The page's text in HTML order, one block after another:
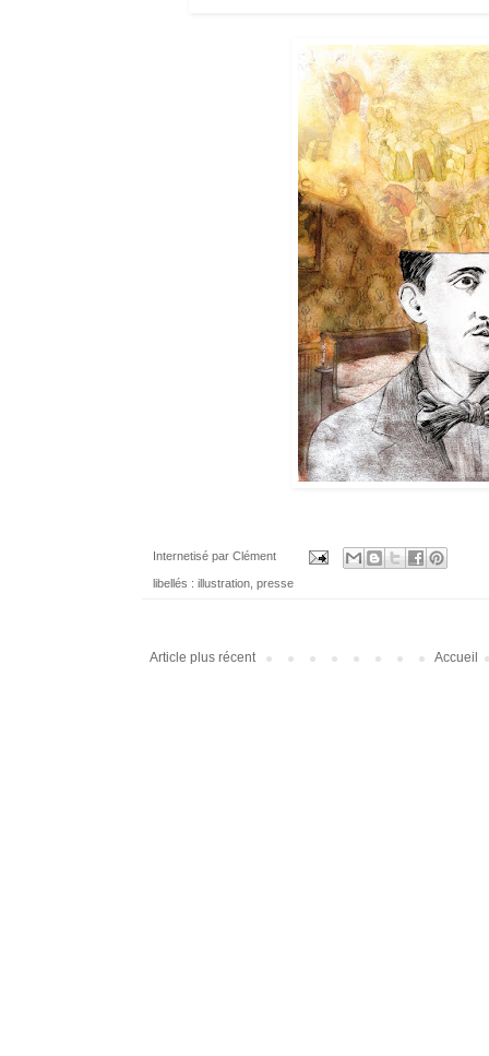
Internetisé par Clément
libellés : illustration presse
Article plus récent Accueil